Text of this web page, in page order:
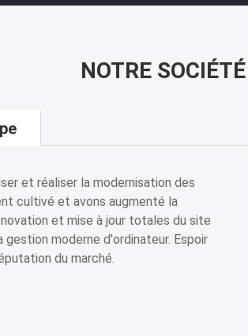
NOTRE SOCIÉTÉ
et réaliser la modernisation des
cultivé et avons augmenté la
et mise à jour totales du site
moderne d'ordinateur. Espoir
du marché.